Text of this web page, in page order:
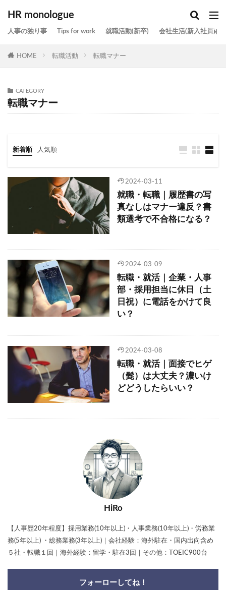
HR monologue
人事の独り事 Tips for work 就職活動(新卒) 会社生活(新入社員)
HOME 転職活動 転職マナー
CATEGORY
転職マナー
新着順 人気順
2024-03-11
就職・転職｜履歴書の写
真なしはマナー違反？書
類選考で不合格になる？
2024-03-09
転職・就活｜企業・人事
部・採用担当に休日（土
日祝）に電話をかけて良
い？
2024-03-08
転職・就活｜面接でヒゲ
（髭）は大丈夫？濃いけ
どどうしたらいい？
HiRo
【人事歴20年程度】採用業務(10年以上)・人事業務(10年以上)・労務業
務(5年以上) ・総務業務(3年以上)｜会社経験：海外駐在・国内出向含め
５社・転職１回｜海外経験：留学・駐在3回｜その他：TOEIC900台
フォーローしてね！